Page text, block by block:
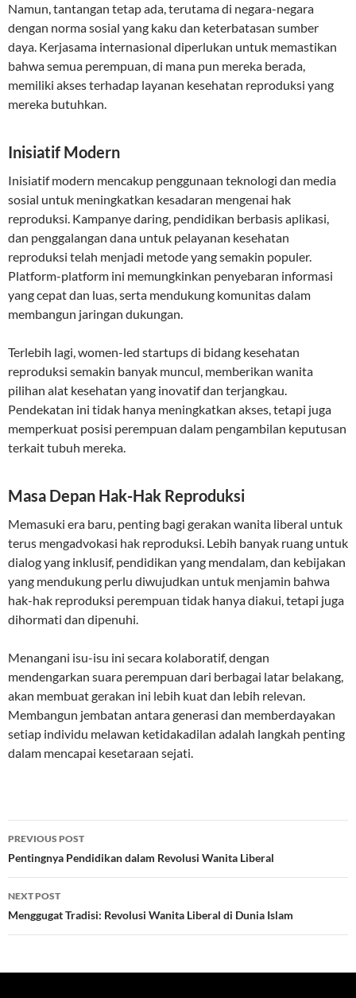
Namun, tantangan tetap ada, terutama di negara-negara
dengan norma sosial yang kaku dan keterbatasan sumber
daya. Kerjasama internasional diperlukan untuk memastikan
bahwa semua perempuan, di mana pun mereka berada,
memiliki akses terhadap layanan kesehatan reproduksi yang
mereka butuhkan.
Inisiatif Modern
Inisiatif modern mencakup penggunaan teknologi dan media
sosial untuk meningkatkan kesadaran mengenai hak
reproduksi. Kampanye daring, pendidikan berbasis aplikasi,
dan penggalangan dana untuk pelayanan kesehatan
reproduksi telah menjadi metode yang semakin populer.
Platform-platform ini memungkinkan penyebaran informasi
yang cepat dan luas, serta mendukung komunitas dalam
membangun jaringan dukungan.
Terlebih lagi, women-led startups di bidang kesehatan
reproduksi semakin banyak muncul, memberikan wanita
pilihan alat kesehatan yang inovatif dan terjangkau.
Pendekatan ini tidak hanya meningkatkan akses, tetapi juga
memperkuat posisi perempuan dalam pengambilan keputusan
terkait tubuh mereka.
Masa Depan Hak-Hak Reproduksi
Memasuki era baru, penting bagi gerakan wanita liberal untuk
terus mengadvokasi hak reproduksi. Lebih banyak ruang untuk
dialog yang inklusif, pendidikan yang mendalam, dan kebijakan
yang mendukung perlu diwujudkan untuk menjamin bahwa
hak-hak reproduksi perempuan tidak hanya diakui, tetapi juga
dihormati dan dipenuhi.
Menangani isu-isu ini secara kolaboratif, dengan
mendengarkan suara perempuan dari berbagai latar belakang,
akan membuat gerakan ini lebih kuat dan lebih relevan.
Membangun jembatan antara generasi dan memberdayakan
setiap individu melawan ketidakadilan adalah langkah penting
dalam mencapai kesetaraan sejati.
Post
navigation
PREVIOUS POST
Pentingnya Pendidikan dalam Revolusi Wanita Liberal
NEXT POST
Menggugat Tradisi: Revolusi Wanita Liberal di Dunia Islam